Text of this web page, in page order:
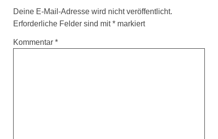
Deine E-Mail-Adresse wird nicht veröffentlicht.
Erforderliche Felder sind mit*markiert
Kommentar *